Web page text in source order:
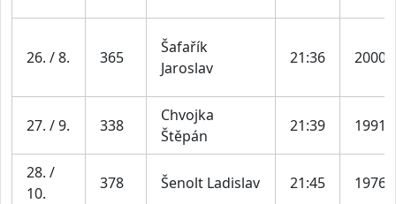
26. / 8. 365
Šafařík
Jaroslav
21:36 2000
27. / 9. 338
Chvojka
Štěpán
21:39 1991
28. /
10.
378 Šenolt Ladislav 21:45 1976